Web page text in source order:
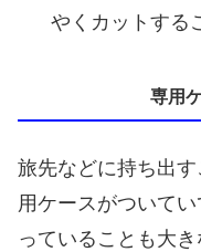
やくカットする
専用
旅先などに持ち出
用ケースがついて
っていることも大き